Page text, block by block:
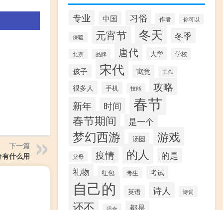
下一篇
什么用
专业 中国 习俗 作者 你可以
保暖 元宵节 冬天 冬季
北京 品牌 唐代 大学 学校
孩子 宋代 寓意 工作
很多人 手机 技能 攻略
新年 时间 春节
春节期间 是一个
梦幻西游 汤圆 游戏
父母 疫情 的人 的是
礼物 红包 考生 考试
自己的 英语 诗人 诗词
还不